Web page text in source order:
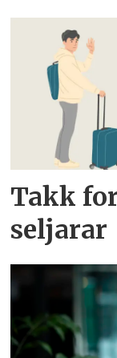
Takk
seljarar